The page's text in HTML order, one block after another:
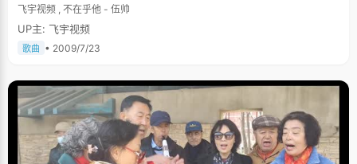
飞宇视频 , 不在乎他 - 伍帅
UP主: 飞宇视频
歌曲 • 2009/7/23